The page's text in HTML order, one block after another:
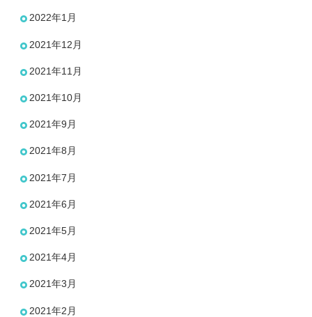
2022年1月
2021年12月
2021年11月
2021年10月
2021年9月
2021年8月
2021年7月
2021年6月
2021年5月
2021年4月
2021年3月
2021年2月